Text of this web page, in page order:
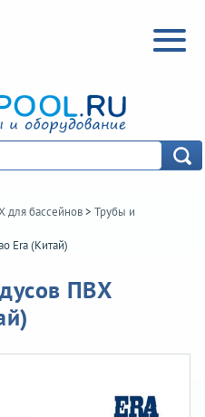
для бассейнов> Трубы и
Era (Китай)
ПВХ